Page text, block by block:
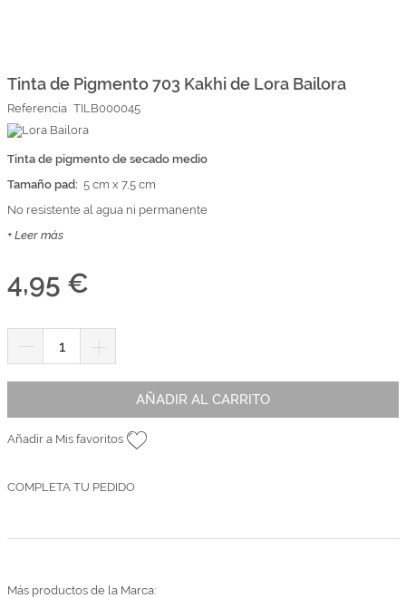
Top Ventas
Somos Kimidori
comienzo
la
galería
de
imágenes
Tinta de Pigmento 703 Kakhi de Lora Bailora
Referencia TILB000045
Tinta de pigmento de secado medio
Tamaño pad: 5 cm x 7,5 cm
No resistente al agua ni permanente
+ Leer más
4,95 €
AÑADIR AL CARRITO
Añadir a Mis favoritos
COMPLETA TU PEDIDO
Más productos de la Marca: